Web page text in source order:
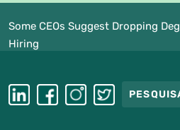
Some CEOs Suggest Dropping
Hiring